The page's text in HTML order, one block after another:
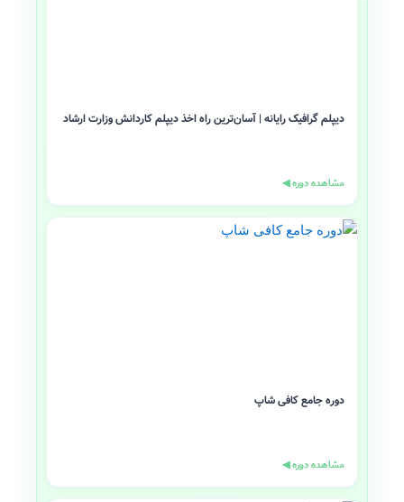
دیپلم گرافیک رایانه | آسان‌ترین راه اخذ دیپلم کاردانش وزارت ارشاد
مشاهده دوره ◀
دوره جامع کافی شاپ
مشاهده دوره ◀